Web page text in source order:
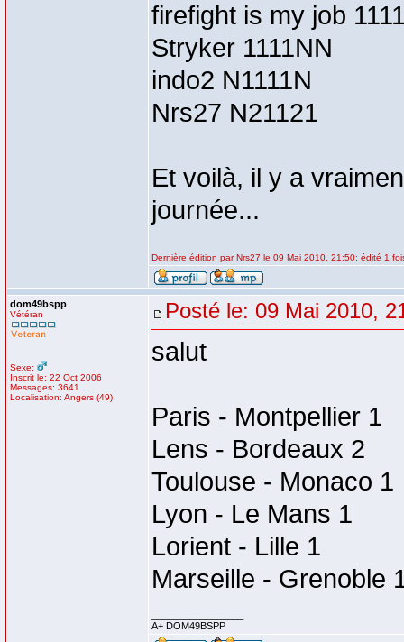
firefight is my job
Stryker 1111NN
indo2 N1111N
Nrs27 N21121
Et voilà, il y a
journée...
Dernière édition par Nrs27 le 09 Mai 2010, 21:50; édité 1
dom49bspp
Vétéran
Sexe:
Inscrit le: 22 Oct 2006
Messages: 3641
Localisation: Angers (49)
Posté le: 09 Mai 2010,
salut
Paris - Montpellier 1
Lens - Bordeaux 2
Toulouse - Monaco 1
Lyon - Le Mans 1
Lorient - Lille 1
Marseille - Grenoble
A+ DOM49BSPP